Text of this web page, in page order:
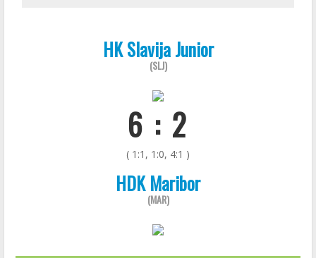
HK Slavija Junior
(SLJ)
6 : 2
( 1:1, 1:0, 4:1 )
HDK Maribor
(MAR)